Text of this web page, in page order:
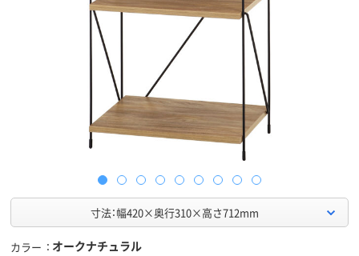
寸法：幅420×奥行310×高さ712mm
カラー オークナチュラル